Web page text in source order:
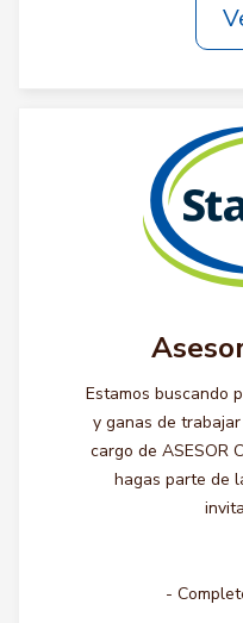
Estamos buscando
y ganas de
cargo de ASESOR
hagas parte de
-